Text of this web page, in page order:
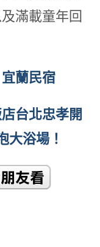
滿載童年回
宜蘭民宿
台北忠孝開
大浴場！